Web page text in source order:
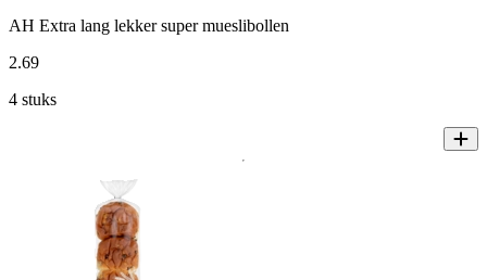
AH Extra lang lekker super mueslibollen
2.69
4 stuks